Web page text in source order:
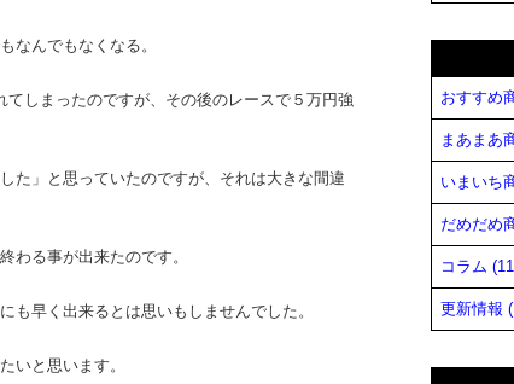
なんでもなくなる。
しまったのですが、その後のレースで５万円強
た」と思っていたのですが、それは大きな間違
わる事が出来たのです。
も早く出来るとは思いもしませんでした。
いと思います。
おすすめ
まあまあ
いまいち
だめだめ
コラム
更新情報